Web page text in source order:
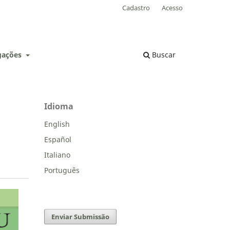
Buscar
Cadastro Acesso
Idioma
English
Español
Italiano
Português
Enviar Submissão